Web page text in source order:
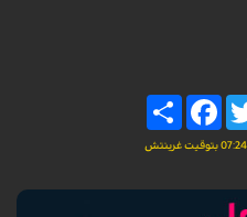
Share
Facebook